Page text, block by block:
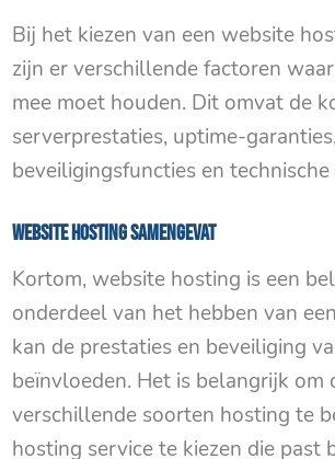
Bij het kiezen van een website
zijn er verschillende factoren
mee moet houden. Dit omvat de
serverprestaties, uptime-garanties,
beveiligingsfuncties en
Website hosting samengevat
Kortom, website hosting is een
onderdeel van het hebben van
kan de prestaties en beveiliging
beïnvloeden. Het is belangrijk om
verschillende soorten hosting te
hosting service te kiezen die past